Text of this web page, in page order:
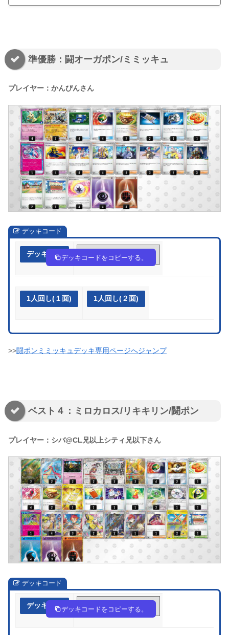
準優勝：闘オーガポン/ミミッキュ
プレイヤー：かんぴんさん
デッキコード
デッキ作成 2SyySU-RWXa3O-MMpyUp
デッキコードをコピーする。
1人回し(１面) 1人回し(２面)
>>闘ポンミミッキュデッキ専用ページへジャンプ
ベスト４：ミロカロス/リキキリン/闘ポン
プレイヤー：シバ@CL兄以上シティ兄以下さん
デッキコード
デッキ作成 xccGc4-dOIhWX-8cYY48
デッキコードをコピーする。